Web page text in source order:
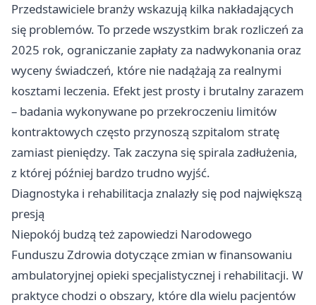
Przedstawiciele branży wskazują kilka nakładających
się problemów. To przede wszystkim brak rozliczeń za
2025 rok, ograniczanie zapłaty za nadwykonania oraz
wyceny świadczeń, które nie nadążają za realnymi
kosztami leczenia. Efekt jest prosty i brutalny zarazem
– badania wykonywane po przekroczeniu limitów
kontraktowych często przynoszą szpitalom stratę
zamiast pieniędzy. Tak zaczyna się spirala zadłużenia,
z której później bardzo trudno wyjść.
Diagnostyka i rehabilitacja znalazły się pod największą
presją
Niepokój budzą też zapowiedzi Narodowego
Funduszu Zdrowia dotyczące zmian w finansowaniu
ambulatoryjnej opieki specjalistycznej i rehabilitacji. W
praktyce chodzi o obszary, które dla wielu pacjentów